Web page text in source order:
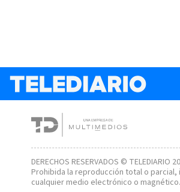
DERECHOS RESERVADOS © TELEDIARIO
Prohibida la reproducción total o parcial,
cualquier medio electrónico o magnético.